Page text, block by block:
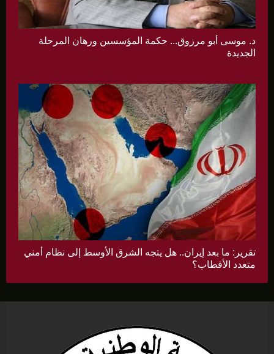
د. موسى أبو مرزوق... حكمة المؤسسين ورهان المرحلة
الجديدة
تقرير: ما بعد إيران.. هل يتجه الشرق الأوسط إلى نظام أمني
متعدد الأقطاب؟